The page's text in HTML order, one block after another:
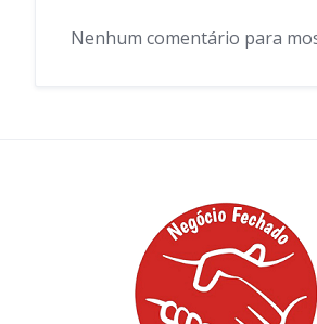
Nenhum comentário para